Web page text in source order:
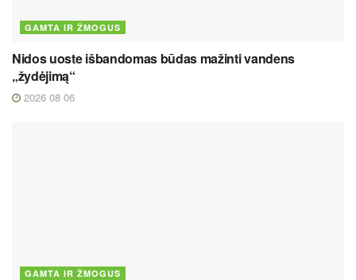
GAMTA IR ŽMOGUS
Nidos uoste išbandomas būdas mažinti vandens
„žydėjimą“
2026 08 06
GAMTA IR ŽMOGUS